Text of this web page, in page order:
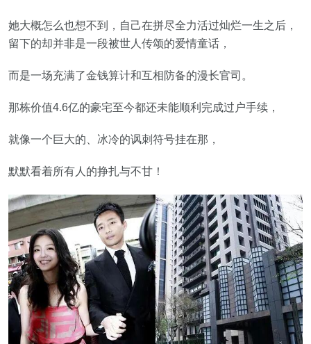
她大概怎么也想不到，自己在拼尽全力活过灿烂一生之后，
留下的却并非是一段被世人传颂的爱情童话，
而是一场充满了金钱算计和互相防备的漫长官司。
那栋价值4.6亿的豪宅至今都还未能顺利完成过户手续，
就像一个巨大的、冰冷的讽刺符号挂在那，
默默看着所有人的挣扎与不甘！